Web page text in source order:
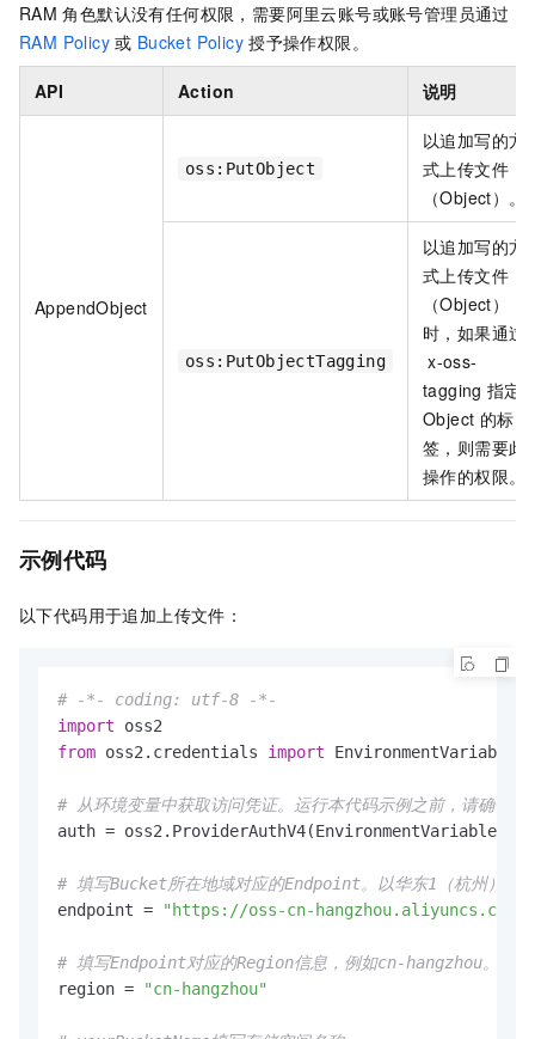
RAM 角色默认没有任何权限，需要阿里云账号或账号管理员通过
RAM Policy 或 Bucket Policy 授予操作权限。
API Action 说明
AppendObject
oss:PutObject
以追加写的方
式上传文件
（Object）。
oss:PutObjectTagging
以追加写的方
式上传文件
（Object）
时，如果通过
x-oss-
tagging 指定
Object 的标
签，则需要此
操作的权限。
示例代码
以下代码用于追加上传文件：
# -*- coding: utf-8 -*-
import
from oss2.credentials import
# 从环境变量中获取访问凭证。运行本代码示例之前，请确保已设
auth =
# 填写Bucket所在地域对应的Endpoint。以华东1（杭州
endpoint =
"https://oss-cn-hangzhou.aliyuncs.com"
# 填写Endpoint对应的Region信息，例如cn-hangzhou。注意
region =
"cn-hangzhou"